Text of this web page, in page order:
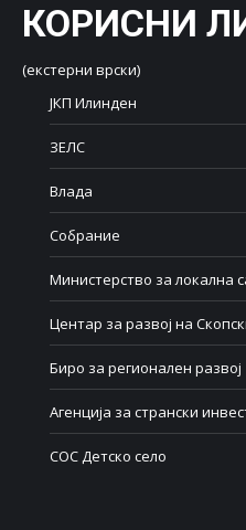
КОРИСНИ
(екстерни врски)
ЈКП Илинден
ЗЕЛС
Влада
Собрание
Министерство за локална
Центар за развој на
Биро за регионален развој
Агенција за странски
СОС Детско село